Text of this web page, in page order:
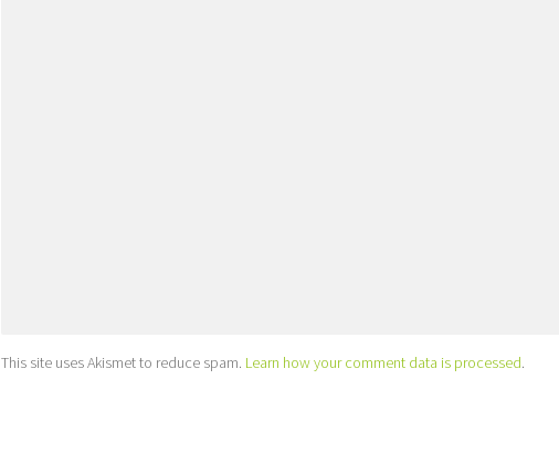
This site uses Akismet to reduce spam. Learn how your comment data is processed.